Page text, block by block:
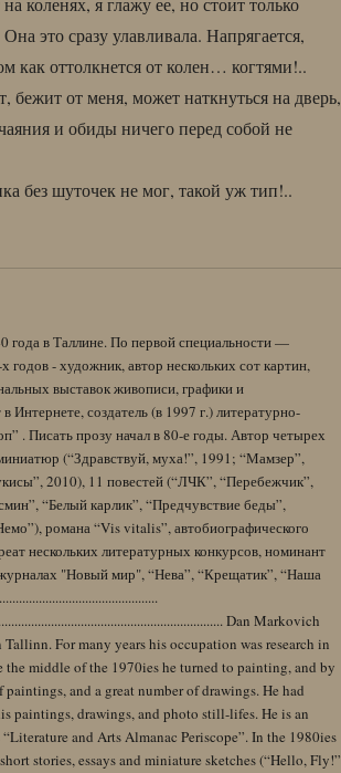
это сразу улавливала. Напрягается,
как оттолкнется от колен… когтями!..
от меня, может наткнуться на дверь,
и обиды ничего перед собой не
без шуточек не мог, такой уж тип!..
года в Таллине. По первой специальности —
- художник, автор нескольких сот картин,
выставок живописи, графики и
создатель (в 1997 г.) литературно-
. Писать прозу начал в 80-е годы. Автор четырех
(“Здравствуй, муха!”, 1991; “Мамзер”,
2010), 11 повестей (“ЛЧК”, “Перебежчик”,
“Белый карлик”, “Предчувствие беды”,
романа “Vis vitalis”, автобиографического
нескольких литературных конкурсов, номинант
"Новый мир", “Нева”, “Крещатик”, “Наша
Dan Markovich
For many years his occupation was research in
the middle of the 1970ies he turned to painting, and by
and a great number of drawings. He had
paintings, drawings, and photo still-lifes. He is an
and Arts Almanac Periscope”. In the 1980ies
stories, essays and miniature sketches (“Hello, Fly!”